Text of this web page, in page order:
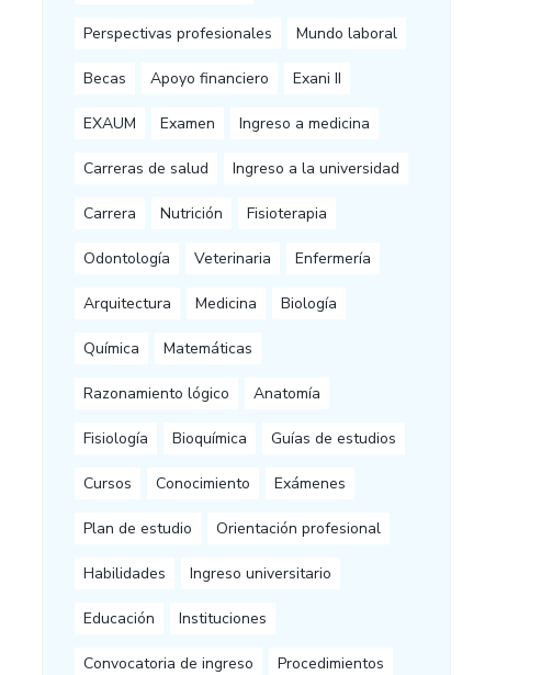
Perspectivas profesionales Mundo laboral
Becas Apoyo financiero Exani II
EXAUM Examen Ingreso a medicina
Carreras de salud Ingreso a la universidad
Carrera Nutrición Fisioterapia
Odontología Veterinaria Enfermería
Arquitectura Medicina Biología
Química Matemáticas
Razonamiento lógico Anatomía
Fisiología Bioquímica Guías de estudios
Cursos Conocimiento Exámenes
Plan de estudio Orientación profesional
Habilidades Ingreso universitario
Educación Instituciones
Convocatoria de ingreso Procedimientos